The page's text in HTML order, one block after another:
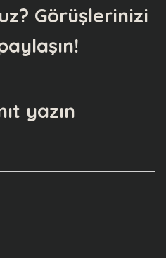
Görüşlerinizi
yazın